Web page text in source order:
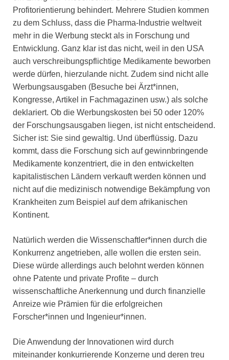
Profitorientierung behindert. Mehrere Studien kommen
zu dem Schluss, dass die Pharma-Industrie weltweit
mehr in die Werbung steckt als in Forschung und
Entwicklung. Ganz klar ist das nicht, weil in den USA
auch verschreibungspflichtige Medikamente beworben
werde dürfen, hierzulande nicht. Zudem sind nicht alle
Werbungsausgaben (Besuche bei Ärzt*innen,
Kongresse, Artikel in Fachmagazinen usw.) als solche
deklariert. Ob die Werbungskosten bei 50 oder 120%
der Forschungsausgaben liegen, ist nicht entscheidend.
Sicher ist: Sie sind gewaltig. Und überflüssig. Dazu
kommt, dass die Forschung sich auf gewinnbringende
Medikamente konzentriert, die in den entwickelten
kapitalistischen Ländern verkauft werden können und
nicht auf die medizinisch notwendige Bekämpfung von
Krankheiten zum Beispiel auf dem afrikanischen
Kontinent.
Natürlich werden die Wissenschaftler*innen durch die
Konkurrenz angetrieben, alle wollen die ersten sein.
Diese würde allerdings auch belohnt werden können
ohne Patente und private Profite – durch
wissenschaftliche Anerkennung und durch finanzielle
Anreize wie Prämien für die erfolgreichen
Forscher*innen und Ingenieur*innen.
Die Anwendung der Innovationen wird durch
miteinander konkurrierende Konzerne und deren treu